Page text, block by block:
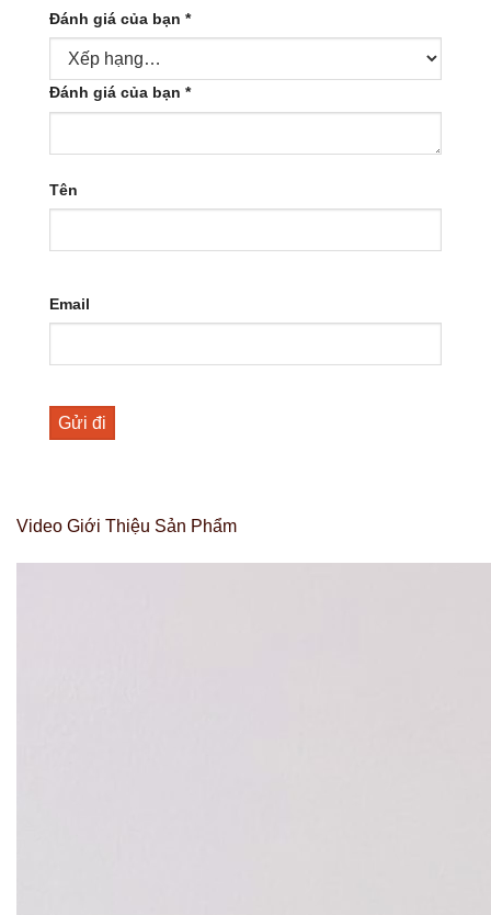
Đánh giá của bạn *
Đánh giá của bạn *
Tên
Email
Video Giới Thiệu Sản Phẩm